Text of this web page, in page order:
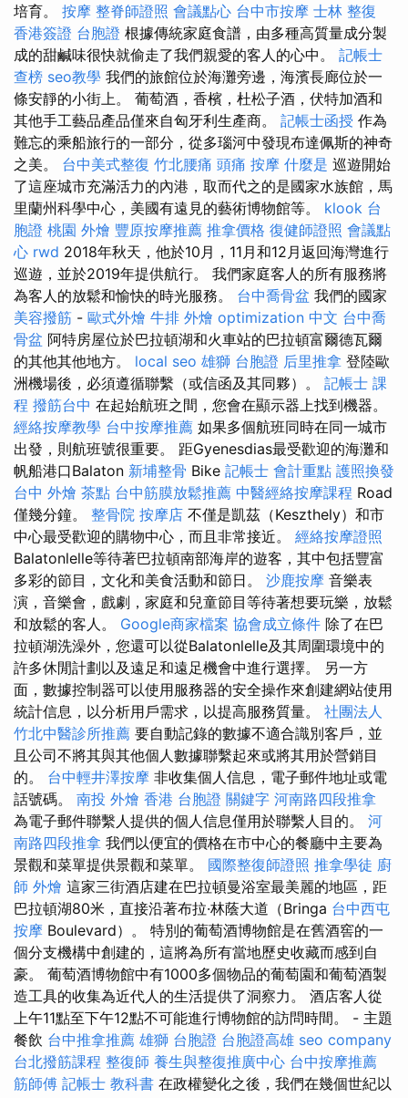
培育。 按摩 整脊師證照 會議點心 台中市按摩 士林 整復
香港簽證 台胞證 根據傳統家庭食譜，由多種高質量成分製
成的甜鹹味很快就偷走了我們親愛的客人的心中。 記帳士
查榜 seo教學 我們的旅館位於海灘旁邊，海濱長廊位於一
條安靜的小街上。 葡萄酒，香檳，杜松子酒，伏特加酒和
其他手工藝品產品僅來自匈牙利生產商。 記帳士函授 作為
難忘的乘船旅行的一部分，從多瑙河中發現布達佩斯的神奇
之美。 台中美式整復 竹北腰痛 頭痛 按摩 什麼是 巡遊開始
了這座城市充滿活力的內港，取而代之的是國家水族館，馬
里蘭州科學中心，美國有遠見的藝術博物館等。 klook 台
胞證 桃園 外燴 豐原按摩推薦 推拿價格 復健師證照 會議點
心 rwd 2018年秋天，他於10月，11月和12月返回海灣進行
巡遊，並於2019年提供航行。 我們家庭客人的所有服務將
為客人的放鬆和愉快的時光服務。 台中喬骨盆 我們的國家
美容撥筋 - 歐式外燴 牛排 外燴 optimization 中文 台中喬
骨盆 阿特房屋位於巴拉頓湖和火車站的巴拉頓富爾德瓦爾
的其他其他地方。 local seo 雄獅 台胞證 后里推拿 登陸歐
洲機場後，必須遵循聯繫（或信函及其同夥）。 記帳士 課
程 撥筋台中 在起始航班之間，您會在顯示器上找到機器。
經絡按摩教學 台中按摩推薦 如果多個航班同時在同一城市
出發，則航班號很重要。 距Gyenesdias最受歡迎的海灘和
帆船港口Balaton 新埔整骨 Bike 記帳士 會計重點 護照換發
台中 外燴 茶點 台中筋膜放鬆推薦 中醫經絡按摩課程 Road
僅幾分鐘。 整骨院 按摩店 不僅是凱茲（Keszthely）和市
中心最受歡迎的購物中心，而且非常接近。 經絡按摩證照
Balatonlelle等待著巴拉頓南部海岸的遊客，其中包括豐富
多彩的節目，文化和美食活動和節日。 沙鹿按摩 音樂表
演，音樂會，戲劇，家庭和兒童節目等待著想要玩樂，放鬆
和放鬆的客人。 Google商家檔案 協會成立條件 除了在巴
拉頓湖洗澡外，您還可以從Balatonlelle及其周圍環境中的
許多休閒計劃以及遠足和遠足機會中進行選擇。 另一方
面，數據控制器可以使用服務器的安全操作來創建網站使用
統計信息，以分析用戶需求，以提高服務質量。 社團法人
竹北中醫診所推薦 要自動記錄的數據不適合識別客戶，並
且公司不將其與其他個人數據聯繫起來或將其用於營銷目
的。 台中輕井澤按摩 非收集個人信息，電子郵件地址或電
話號碼。 南投 外燴 香港 台胞證 關鍵字 河南路四段推拿
為電子郵件聯繫人提供的個人信息僅用於聯繫人目的。 河
南路四段推拿 我們以便宜的價格在市中心的餐廳中主要為
景觀和菜單提供景觀和菜單。 國際整復師證照 推拿學徒 廚
師 外燴 這家三街酒店建在巴拉頓曼浴室最美麗的地區，距
巴拉頓湖80米，直接沿著布拉·林蔭大道（Bringa 台中西屯
按摩 Boulevard）。 特別的葡萄酒博物館是在舊酒窖的一
個分支機構中創建的，這將為所有當地歷史收藏而感到自
豪。 葡萄酒博物館中有1000多個物品的葡萄園和葡萄酒製
造工具的收集為近代人的生活提供了洞察力。 酒店客人從
上午11點至下午12點不可能進行博物館的訪問時間。 - 主題
餐飲 台中推拿推薦 雄獅 台胞證 台胞證高雄 seo company
台北撥筋課程 整復師 養生與整復推廣中心 台中按摩推薦
筋師傅 記帳士 教科書 在政權變化之後，我們在幾個世紀以